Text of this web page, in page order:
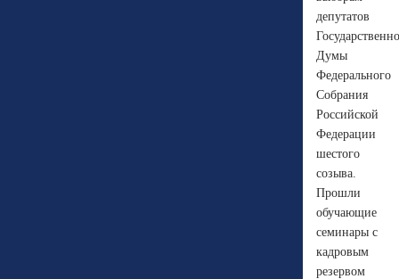
депутатов
Думы
Федерального
Собрания
Российской
Федерации
шестого
созыва.
Прошли
обучающие
семинары с
кадровым
резервом